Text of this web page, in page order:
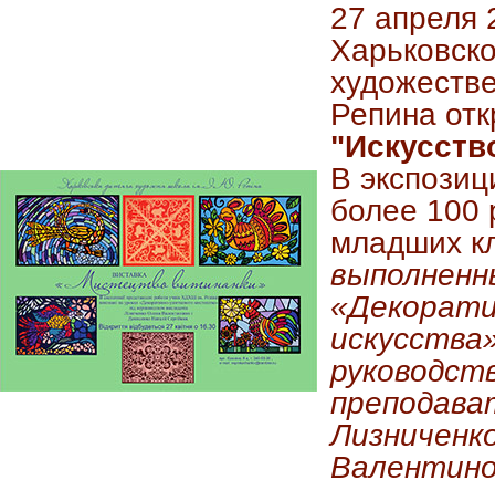
27 апреля
Репина
В
более 100
младших